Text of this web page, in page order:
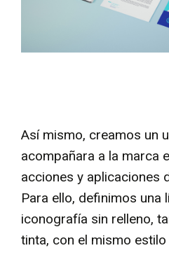
Así mismo, creamos un
acompañara a la marca
acciones y aplicaciones
Para ello, definimos una
iconografía sin relleno,
tinta, con el mismo